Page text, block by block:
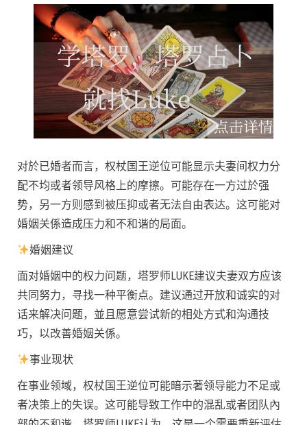
对於已婚者而言，权杖国王逆位可能显示夫妻间权力分
配不均或者领导风格上的摩擦。可能存在一方过於强
势，另一方则感到被压抑或者无法自由表达。这可能对
婚姻关係造成压力和不和谐的局面。
婚姻建议
面对婚姻中的权力问题，塔罗师LUKE建议夫妻双方应该
共同努力，寻找一种平衡点。建议通过开放和诚实的对
话来解决问题，並且愿意尝试新的相处方式和沟通技
巧，以改善婚姻关係。
事业现状
在事业领域，权杖国王逆位可能暗示著领导能力不足或
者决策上的失误。这可能导致工作中的混乱或者团队內